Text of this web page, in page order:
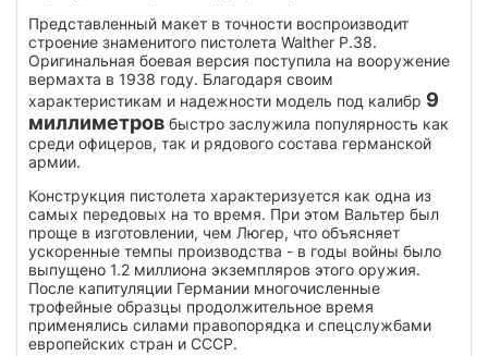
Представленный макет в точности воспроизводит
строение знаменитого пистолета Walther P.38.
Оригинальная боевая версия поступила на вооружение
вермахта в 1938 году. Благодаря своим
характеристикам и надежности модель под калибр 9
миллиметров быстро заслужила популярность как
среди офицеров, так и рядового состава германской
армии.
Конструкция пистолета характеризуется как одна из
самых передовых на то время. При этом Вальтер был
проще в изготовлении, чем Люгер, что объясняет
ускоренные темпы производства - в годы войны было
выпущено 1.2 миллиона экземпляров этого оружия.
После капитуляции Германии многочисленные
трофейные образцы продолжительное время
применялись силами правопорядка и спецслужбами
европейских стран и СССР.